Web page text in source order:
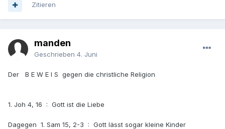
Zitieren
manden
Geschrieben 4. Juni
Der B E W E I S gegen die christliche Religion
1. Joh 4, 16 : Gott ist die Liebe
Dagegen 1. Sam 15, 2-3 : Gott lässt sogar kleine Kinder